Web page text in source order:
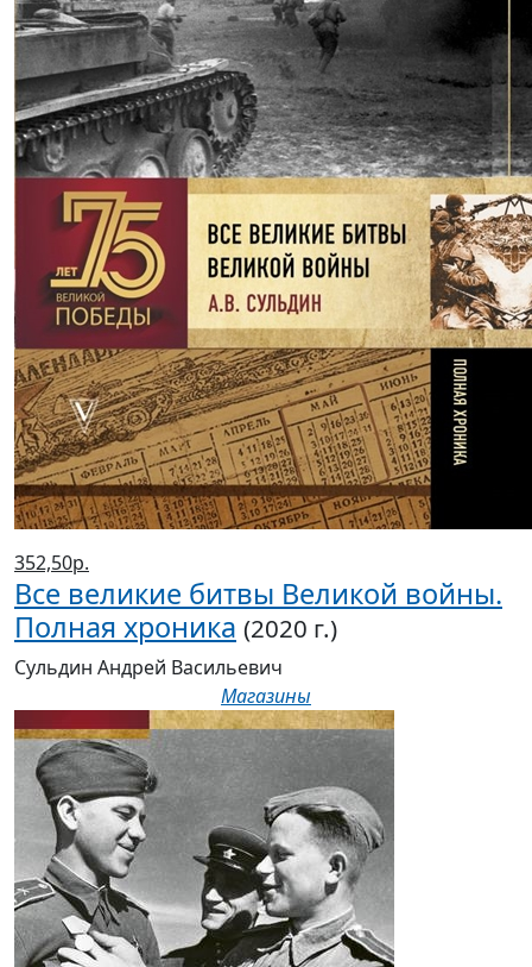
352,50р.
Все великие битвы Великой войны.
Полная хроника (2020 г.)
Сульдин Андрей Васильевич
Магазины